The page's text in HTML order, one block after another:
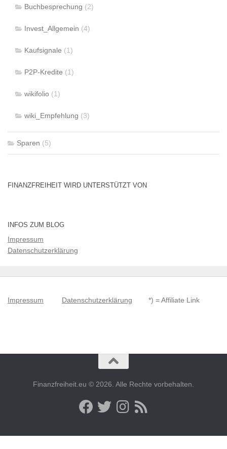
Buchbesprechung (2)
Invest_Allgemein (4)
Kaufsignale (1)
P2P-Kredite (1)
wikifolio (1)
wiki_Empfehlung (3)
Sparen (5)
FINANZFREIHEIT WIRD UNTERSTÜTZT VON
INFOS ZUM BLOG
Impressum
Datenschutzerklärung
Impressum Datenschutzerklärung *) = Affiliate Link
Finanzfreiheit.eu © 2026. Alle Rechte vorbehalten.